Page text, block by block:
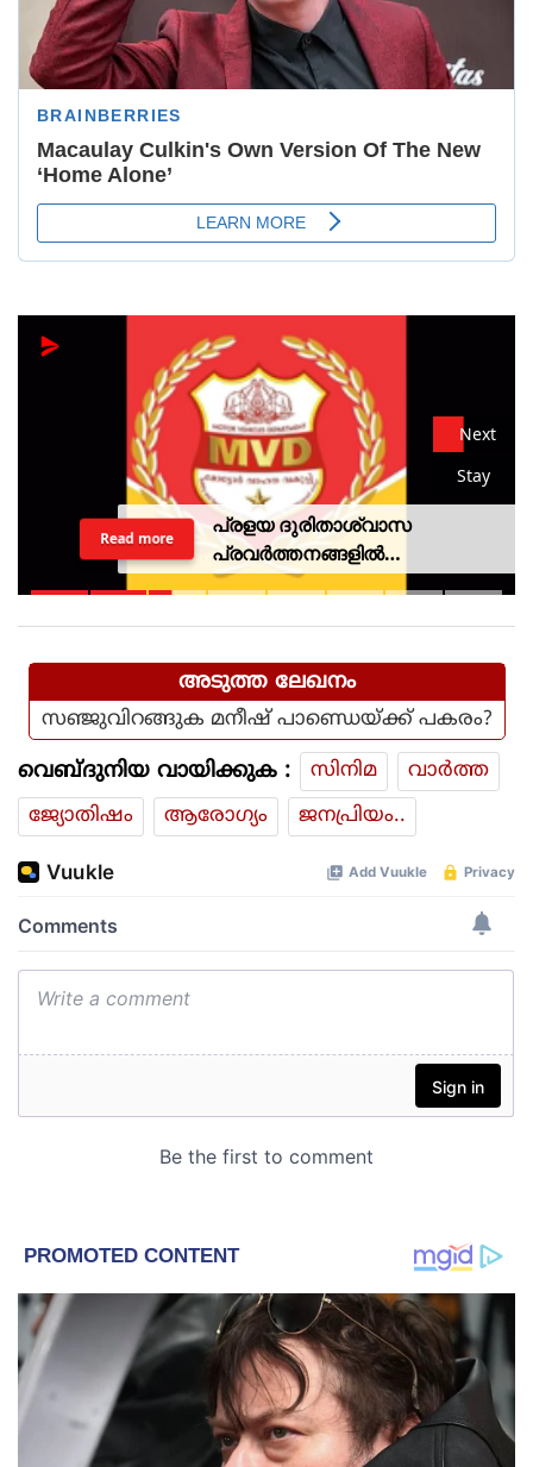
Next
Stay
പ്രളയ ദുരിതാശ്വാസ
പ്രവര്‍ത്തനങ്ങളില്‍
ഏര്‍പ്പെട്ടിരുന്ന വാഹനത്തിന് പിഴ
ചെയ്തു
Read more
അടുത്ത ലേഖനം
സഞ്ജുവിറങ്ങുക മനീഷ് പാണ്ഡെയ്ക്ക് പകരം?
വെബ്ദുനിയ വായിക്കുക : സിനിമ
വാര്‍ത്ത
ജ്യോതിഷം
ആരോഗ്യം ജനപ്രിയം..